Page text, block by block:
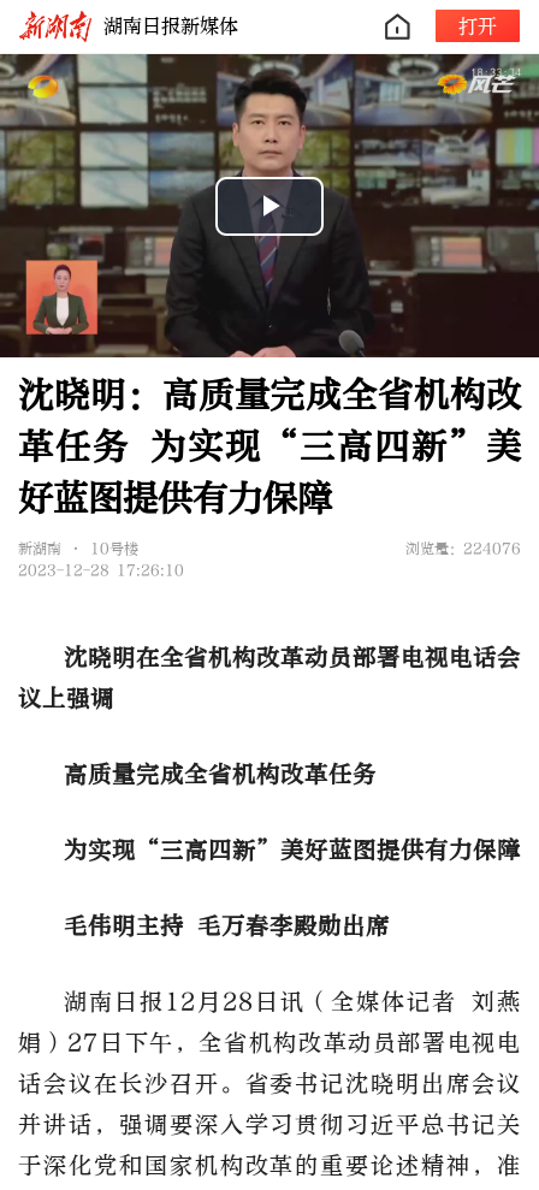
湖南日报新媒体 打开
Play
Video
沈晓明：高质量完成全省机构改
革任务 为实现“三高四新”美
好蓝图提供有力保障
新湖南 • 10号楼
浏览量：224076
2023-12-28 17:26:10
沈晓明在全省机构改革动员部署电视电话会
议上强调
高质量完成全省机构改革任务
为实现“三高四新”美好蓝图提供有力保障
毛伟明主持 毛万春李殿勋出席
湖南日报12月28日讯（全媒体记者 刘燕
娟）27日下午，全省机构改革动员部署电视电
话会议在长沙召开。省委书记沈晓明出席会议
并讲话，强调要深入学习贯彻习近平总书记关
于深化党和国家机构改革的重要论述精神，准